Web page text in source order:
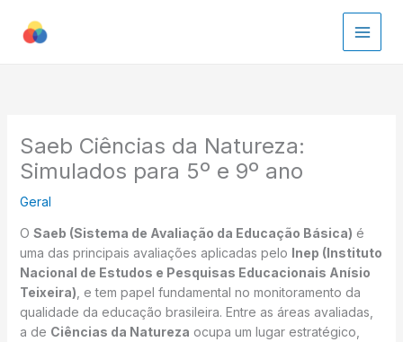
para
Saeb Ciências da Natureza:
Simulados para 5º e 9º ano
Geral
O Saeb (Sistema de Avaliação da Educação Básica) é
uma das principais avaliações aplicadas pelo Inep (Instituto
Nacional de Estudos e Pesquisas Educacionais Anísio
Teixeira) , e tem papel fundamental no monitoramento da
qualidade da educação brasileira. Entre as áreas avaliadas,
a de Ciências da Natureza ocupa um lugar estratégico,